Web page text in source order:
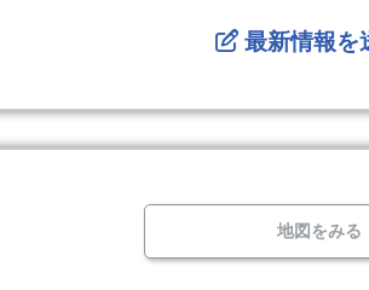
最新情報を
地図をみる